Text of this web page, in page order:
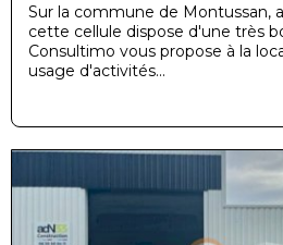
Sur la commune de Montussan,
cette cellule dispose d'une très
Consultimo vous propose à la
usage d'activités...